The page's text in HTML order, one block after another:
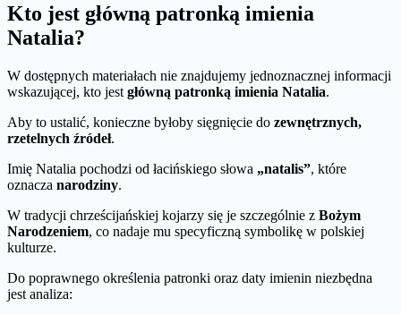
Kto jest główną patronką imienia
Natalia?
W dostępnych materiałach nie znajdujemy jednoznacznej informacji
wskazującej, kto jest główną patronką imienia Natalia.
Aby to ustalić, konieczne byłoby sięgnięcie do zewnętrznych,
rzetelnych źródeł.
Imię Natalia pochodzi od łacińskiego słowa „natalis”, które
oznacza narodziny.
W tradycji chrześcijańskiej kojarzy się je szczególnie z Bożym
Narodzeniem, co nadaje mu specyficzną symbolikę w polskiej
kulturze.
Do poprawnego określenia patronki oraz daty imienin niezbędna
jest analiza: